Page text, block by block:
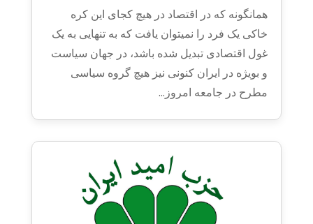
همانگونه که در اقتصاد در هیچ کجای این کره
خاکی یک فرد را نمیتوان یافت که به تنهایی به یک
غول اقتصادی تبدیل شده باشد، در جهان سیاست
و بویژه در ایران کنونی نیز هیچ گروه سیاسی
مطرح در جامعه امروز...